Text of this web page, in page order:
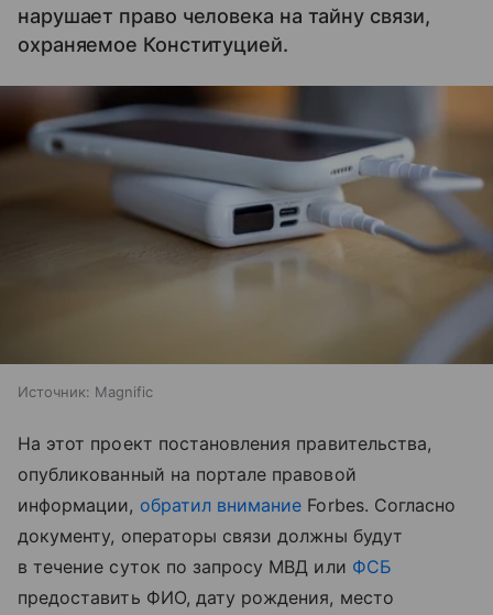
нарушает право человека на тайну связи,
охраняемое Конституцией.
Источник: Magnific
На этот проект постановления правительства,
опубликованный на портале правовой
информации, обратил внимание Forbes. Согласно
документу, операторы связи должны будут
в течение суток по запросу МВД или ФСБ
предоставить ФИО, дату рождения, место